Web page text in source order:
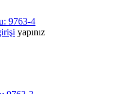
9763-4
yapınız